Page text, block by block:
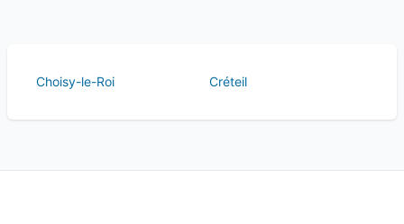
Choisy-le-Roi Créteil